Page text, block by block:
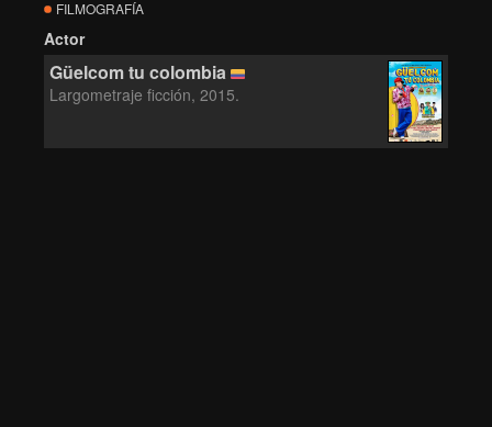
FILMOGRAFÍA
Actor
Güelcom tu colombia
Largometraje ficción, 2015.